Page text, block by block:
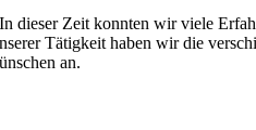
dieser Zeit konnten wir viele
Tätigkeit haben wir die
an.